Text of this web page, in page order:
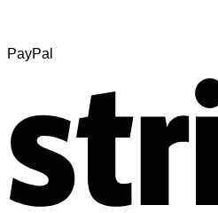
PayPal